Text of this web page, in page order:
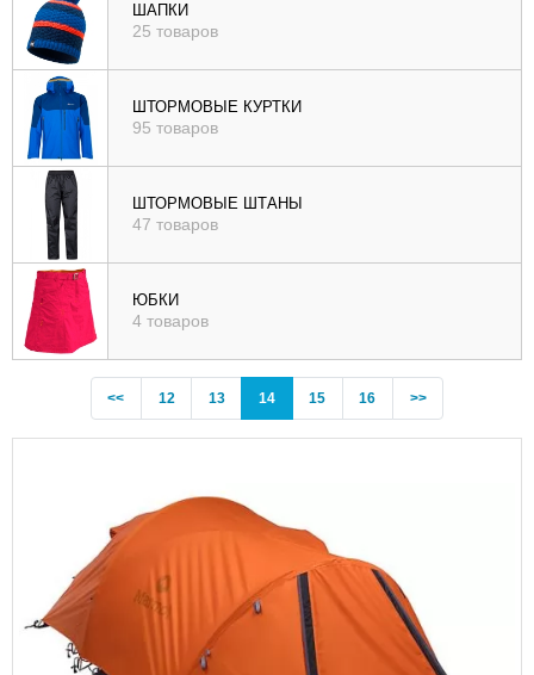
ШАПКИ
25 товаров
ШТОРМОВЫЕ КУРТКИ
95 товаров
ШТОРМОВЫЕ ШТАНЫ
47 товаров
ЮБКИ
4 товаров
<<Previous
12 13 14(current)
15 16 >>